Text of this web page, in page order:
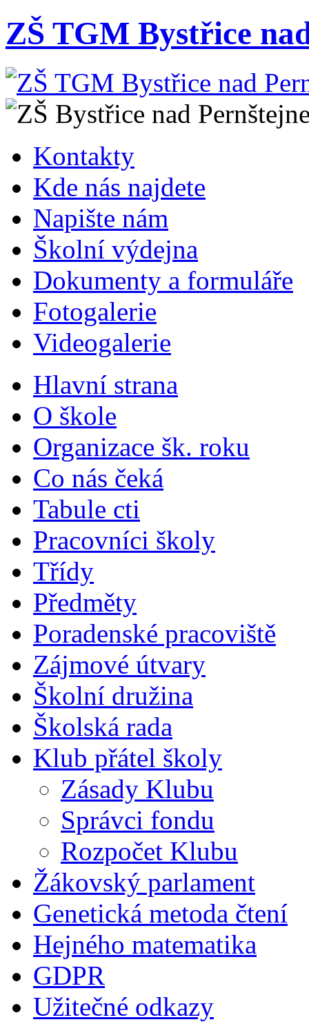
ZŠ TGM Bystřice
Kontakty
Kde nás najdete
Napište nám
Školní výdejna
Dokumenty a formuláře
Fotogalerie
Videogalerie
Hlavní strana
O škole
Organizace šk. roku
Co nás čeká
Tabule cti
Pracovníci školy
Třídy
Předměty
Poradenské pracoviště
Zájmové útvary
Školní družina
Školská rada
Klub přátel školy
Zásady Klubu
Správci fondu
Rozpočet Klubu
Žákovský parlament
Genetická metoda čtení
Hejného matematika
GDPR
Užitečné odkazy